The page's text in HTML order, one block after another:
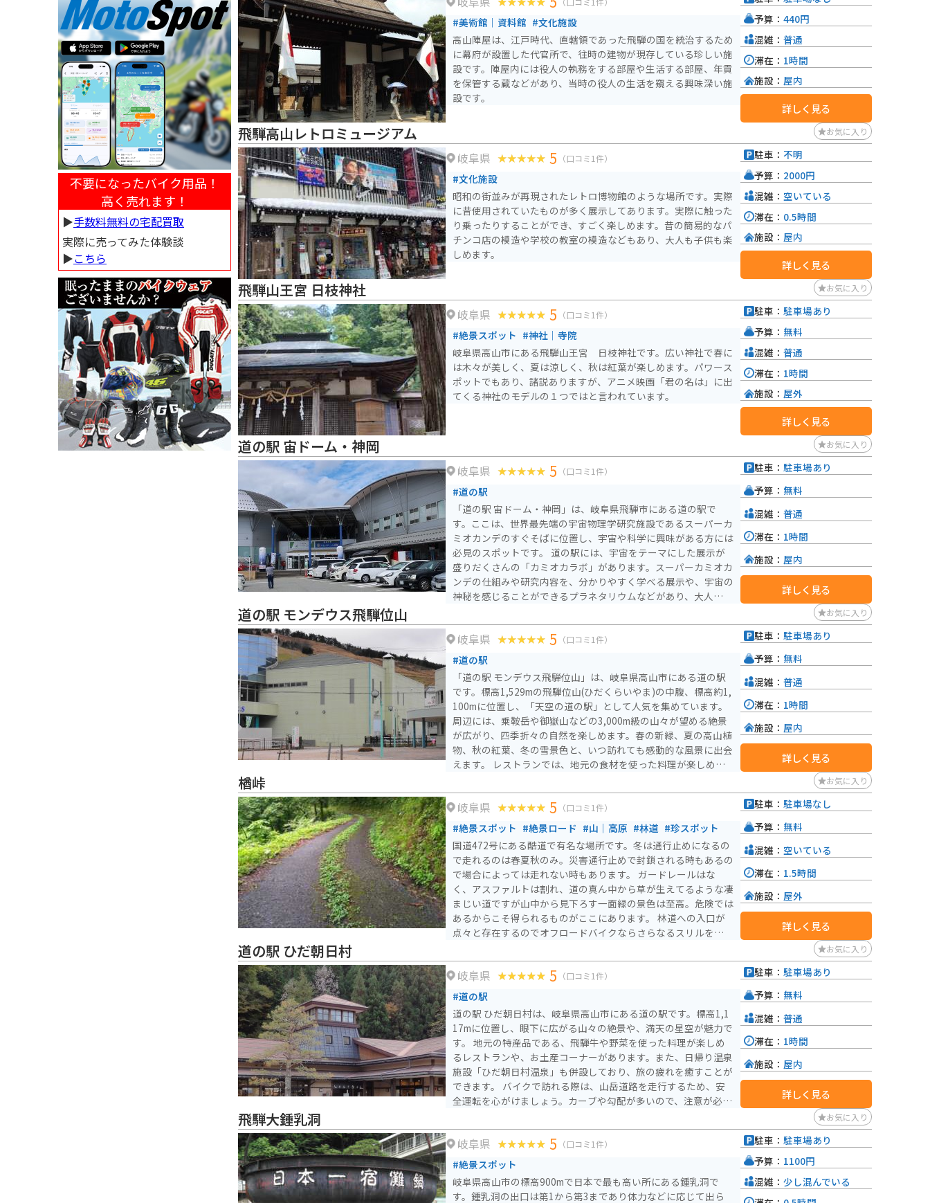
不要になったバイク用品！
高く売れます！
▶︎手数料無料の宅配買取
実際に売ってみた体験談
▶︎こちら
祭屋台会館があり例祭で練り歩く屋台が交代で展示されているの
で、例祭以外のシーズンでも楽しめます。
#美術館｜資料館 #文化施設
高山陣屋は、江戸時代、直轄領であった飛騨の国を統治するため
に幕府が設置した代官所で、往時の建物が現存している珍しい施
設です。陣屋内には役人の執務をする部屋や生活する部屋、年貢
を保管する蔵などがあり、当時の役人の生活を窺える興味深い施
設です。
予算： 440円
混雑： 普通
滞在： 1時間
施設： 屋内
詳しく見る
飛騨高山レトロミュージアム お気に入り
岐阜県 5 （口コミ1件）
#文化施設
昭和の街並みが再現されたレトロ博物館のような場所です。実際
に昔使用されていたものが多く展示してあります。実際に触った
り乗ったりすることができ、すごく楽しめます。昔の簡易的なパ
チンコ店の模造や学校の教室の模造などもあり、大人も子供も楽
しめます。
駐車： 不明
予算： 2000円
混雑： 空いている
滞在： 0.5時間
施設： 屋内
詳しく見る
飛騨山王宮 日枝神社 お気に入り
岐阜県 5 （口コミ1件）
#絶景スポット #神社｜寺院
岐阜県高山市にある飛騨山王宮 日枝神社です。広い神社で春に
は木々が美しく、夏は涼しく、秋は紅葉が楽しめます。パワース
ポットでもあり、諸説ありますが、アニメ映画「君の名は」に出
てくる神社のモデルの１つではと言われています。
駐車： 駐車場あり
予算： 無料
混雑： 普通
滞在： 1時間
施設： 屋外
詳しく見る
道の駅 宙ドーム・神岡 お気に入り
岐阜県 5 （口コミ1件）
#道の駅
「道の駅 宙ドーム・神岡」は、岐阜県飛騨市にある道の駅で
す。ここは、世界最先端の宇宙物理学研究施設であるスーパーカ
ミオカンデのすぐそばに位置し、宇宙や科学に興味がある方には
必見のスポットです。 道の駅には、宇宙をテーマにした展示が
盛りだくさんの「カミオカラボ」があります。スーパーカミオカ
ンデの仕組みや研究内容を、分かりやすく学べる展示や、宇宙の
神秘を感じることができるプラネタリウムなどがあり、大人も子
飛騨牛などのグルメを楽しめるレストランもあります。バイクで
訪れる場合は、道の駅の駐車場にバイク専用のスペースがあるの
で安心です。 周辺には、温泉施設やキャンプ場などもあり、宿
泊してゆっくりと過ごすこともできます。自然豊かな岐阜県を満
喫したいライダーにもおすすめです。
駐車： 駐車場あり
予算： 無料
混雑： 普通
滞在： 1時間
施設： 屋内
詳しく見る
道の駅 モンデウス飛騨位山 お気に入り
岐阜県 5 （口コミ1件）
#道の駅
「道の駅 モンデウス飛騨位山」は、岐阜県高山市にある道の駅
です。標高1,529mの飛騨位山(ひだくらいやま)の中腹、標高約1,
100mに位置し、「天空の道の駅」として人気を集めています。
周辺には、乗鞍岳や御嶽山などの3,000m級の山々が望める絶景
が広がり、四季折々の自然を楽しめます。春の新緑、夏の高山植
物、秋の紅葉、冬の雪景色と、いつ訪れても感動的な風景に出会
えます。 レストランでは、地元の食材を使った料理が楽しめ、
す。また、日帰り温泉施設「ひだ流葉温泉 おうりゃ」も併設し
ており、旅の疲れを癒すことができます。 バイクで訪れる場
合、駐車場は広く、景色を眺めながら休憩できるスペースもあり
ます。ただし、山道はカーブや勾配が多いので、運転には注意が
必要です。 周辺には、飛騨位山山頂への登山道や、乗鞍スカイ
ラインなどの観光スポットもあります。また、飛騨牛や朴葉味噌
など、地元の特産品もおすすめです。
駐車： 駐車場あり
予算： 無料
混雑： 普通
滞在： 1時間
施設： 屋内
詳しく見る
楢峠 お気に入り
岐阜県 5 （口コミ1件）
#絶景スポット #絶景ロード #山｜高原 #林道 #珍スポット
国道472号にある酷道で有名な場所です。冬は通行止めになるの
で走れるのは春夏秋のみ。災害通行止めで封鎖される時もあるの
で場合によっては走れない時もあります。 ガードレールはな
く、アスファルトは割れ、道の真ん中から草が生えてるような凄
まじい道ですが山中から見下ろす一面緑の景色は至高。危険では
あるからこそ得られるものがここにあります。 林道への入口が
点々と存在するのでオフロードバイクならさらなるスリルを楽し
してください。
駐車： 駐車場なし
予算： 無料
混雑： 空いている
滞在： 1.5時間
施設： 屋外
詳しく見る
道の駅 ひだ朝日村 お気に入り
岐阜県 5 （口コミ1件）
#道の駅
道の駅 ひだ朝日村は、岐阜県高山市にある道の駅です。標高1,1
17mに位置し、眼下に広がる山々の絶景や、満天の星空が魅力で
す。 地元の特産品である、飛騨牛や野菜を使った料理が楽しめ
るレストランや、お土産コーナーがあります。また、日帰り温泉
施設「ひだ朝日村温泉」も併設しており、旅の疲れを癒すことが
できます。 バイクで訪れる際は、山岳道路を走行するため、安
全運転を心がけましょう。カーブや勾配が多いので、注意が必要
う。 周辺には、雄大な自然が広がっており、登山やハイキング
を楽しむことができます。また、秋の紅葉シーズンには、多くの
観光客が訪れます。道の駅 ひだ朝日村は、自然を満喫したい方
におすすめのスポットです。
駐車： 駐車場あり
予算： 無料
混雑： 普通
滞在： 1時間
施設： 屋内
詳しく見る
飛騨大鍾乳洞 お気に入り
岐阜県 5 （口コミ1件）
#絶景スポット
岐阜県高山市の標高900mで日本で最も高い所にある鍾乳洞で
す。鍾乳洞の出口は第1から第3まであり体力などに応じて出ら
駐車： 駐車場あり
予算： 1100円
混雑： 少し混んでいる